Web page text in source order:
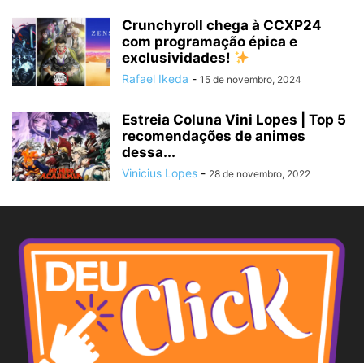
Crunchyroll chega à CCXP24
com programação épica e
exclusividades!
Rafael Ikeda - 15 de novembro, 2024
Estreia Coluna Vini Lopes | Top 5
recomendações de animes
dessa...
Vinicius Lopes - 28 de novembro, 2022